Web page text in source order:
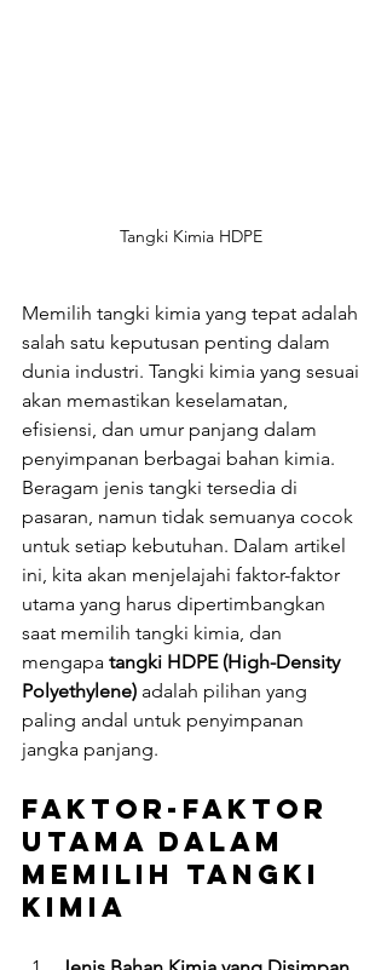
Tangki Kimia HDPE
Memilih tangki kimia yang tepat adalah
salah satu keputusan penting dalam
dunia industri. Tangki kimia yang sesuai
akan memastikan keselamatan,
efisiensi, dan umur panjang dalam
penyimpanan berbagai bahan kimia.
Beragam jenis tangki tersedia di
pasaran, namun tidak semuanya cocok
untuk setiap kebutuhan. Dalam artikel
ini, kita akan menjelajahi faktor-faktor
utama yang harus dipertimbangkan
saat memilih tangki kimia, dan
mengapa tangki HDPE (High-Density
Polyethylene) adalah pilihan yang
paling andal untuk penyimpanan
jangka panjang.
Faktor-Faktor
Utama dalam
Memilih Tangki
Kimia